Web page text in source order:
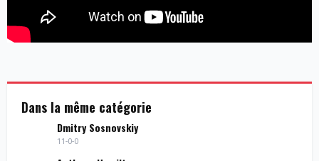
Dans la même catégorie
Dmitry Sosnovskiy
11-0-0